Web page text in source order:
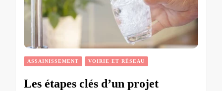
ASSAINISSEMENT VOIRIE ET RÉSEAU
Les étapes clés d’un projet